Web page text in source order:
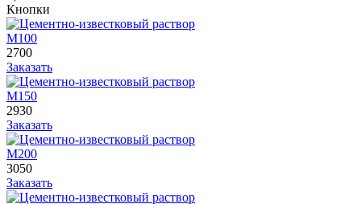
Кнопки
М100
2700
Заказать
М150
2930
Заказать
М200
3050
Заказать